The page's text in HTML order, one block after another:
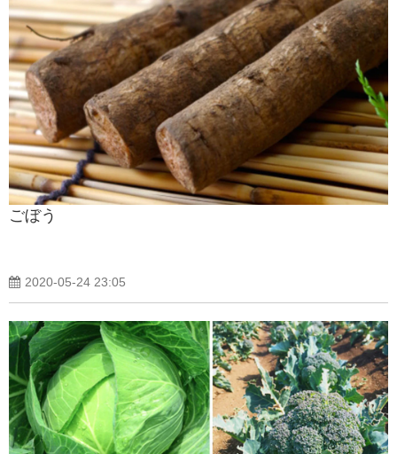
ごぼう
2020-05-24 23:05